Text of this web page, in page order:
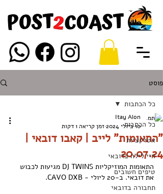
פוסט
כל הכתבות
אטרקציות
חיי לילה בדובאי
טיפים חשובים
תחבורה בדובאי
כל הכתבות
"התאומות" לייב | קאבו דובאי |
20.07.24
Itay Alon
10 ביולי 2024
זמן קריאה 1 דקות
התאומות המוזיקליות DJ TWINS מגיעות לכבוש
את דובאי. ב-20 ליולי - CAVO DXB.